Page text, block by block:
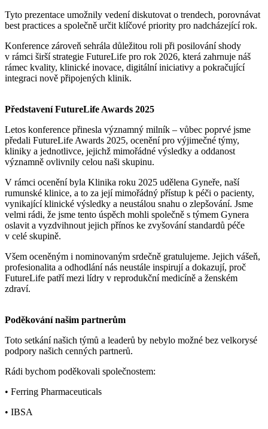
Tyto prezentace umožnily vedení diskutovat o trendech, porovnávat
best practices a společně určit klíčové priority pro nadcházející rok.
Konference zároveň sehrála důležitou roli při posilování shody
v rámci širší strategie FutureLife pro rok 2026, která zahrnuje náš
rámec kvality, klinické inovace, digitální iniciativy a pokračující
integraci nově připojených klinik.
Představení FutureLife Awards 2025
Letos konference přinesla významný milník – vůbec poprvé jsme
předali FutureLife Awards 2025, ocenění pro výjimečné týmy,
kliniky a jednotlivce, jejichž mimořádné výsledky a oddanost
významně ovlivnily celou naši skupinu.
V rámci ocenění byla Klinika roku 2025 udělena Gyneře, naší
rumunské klinice, a to za její mimořádný přístup k péči o pacienty,
vynikající klinické výsledky a neustálou snahu o zlepšování. Jsme
velmi rádi, že jsme tento úspěch mohli společně s týmem Gynera
oslavit a vyzdvihnout jejich přínos ke zvyšování standardů péče
v celé skupině.
Všem oceněným i nominovaným srdečně gratulujeme. Jejich vášeň,
profesionalita a odhodlání nás neustále inspirují a dokazují, proč
FutureLife patří mezi lídry v reprodukční medicíně a ženském
zdraví.
Poděkování našim partnerům
Toto setkání našich týmů a leaderů by nebylo možné bez velkorysé
podpory našich cenných partnerů.
Rádi bychom poděkovali společnostem:
• Ferring Pharmaceuticals
• IBSA